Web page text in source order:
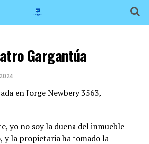
Gargantúa
en Jorge Newbery 3563,
yo no soy la dueña del inmueble
y la propietaria ha tomado la